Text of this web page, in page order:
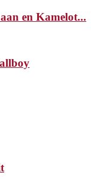
en Kamelot...